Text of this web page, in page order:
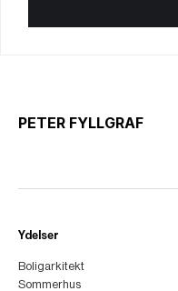
PETER FYLLGRAF
Ydelser
Boligarkitekt
Sommerhus